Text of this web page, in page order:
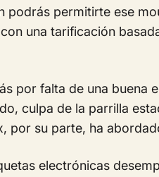
podrás permitirte ese
una tarificación
por falta de una buena
culpa de la parrilla
por su parte, ha
electrónicas